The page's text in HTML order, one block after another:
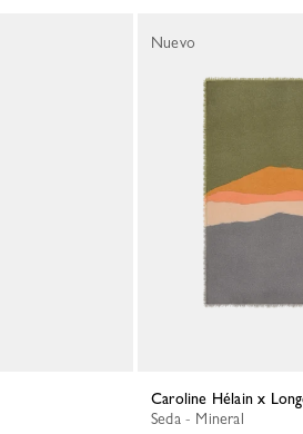
Caroline Hélain x
Seda - Mineral
Nuevo